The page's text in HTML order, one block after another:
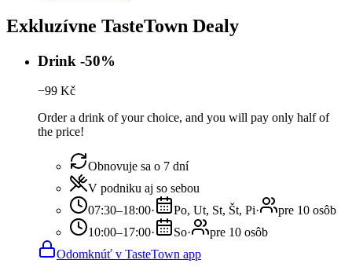
Exkluzívne TasteTown Dealy
Drink -50%
−99 Kč
Order a drink of your choice, and you will pay only half of
the price!
Obnovuje sa o 7 dní
V podniku aj so sebou
07:30–18:00· Po, Ut, St, Št, Pi·
pre 10 osôb
10:00–17:00· So·
pre 10 osôb
Odomknúť v TasteTown app